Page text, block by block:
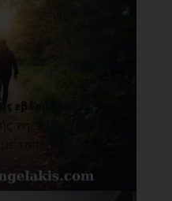
εβδομάδας...
της εβδομάδας,